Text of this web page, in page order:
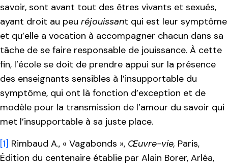
savoir, sont avant tout des êtres vivants et sexués,
ayant droit au peu réjouissant qui est leur symptôme
et qu’elle a vocation à accompagner chacun dans sa
tâche de se faire responsable de jouissance. À cette
fin, l’école se doit de prendre appui sur la présence
des enseignants sensibles à l’insupportable du
symptôme, qui ont là fonction d’exception et de
modèle pour la transmission de l’amour du savoir qui
met l’insupportable à sa juste place.
[1] Rimbaud A., « Vagabonds », Œuvre-vie, Paris,
Édition du centenaire établie par Alain Borer, Arléa,